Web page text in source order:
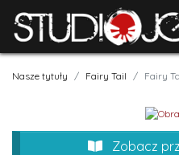
Nasze tytuły Fairy Tail Fairy
Zobacz